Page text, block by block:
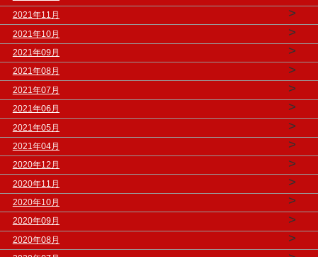
2021年11月 >
2021年10月 >
2021年09月 >
2021年08月 >
2021年07月 >
2021年06月 >
2021年05月 >
2021年04月 >
2020年12月 >
2020年11月 >
2020年10月 >
2020年09月 >
2020年08月 >